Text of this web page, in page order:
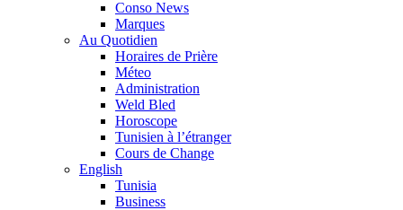
Conso News
Marques
Au Quotidien
Horaires de Prière
Méteo
Administration
Weld Bled
Horoscope
Tunisien à l’étranger
Cours de Change
English
Tunisia
Business